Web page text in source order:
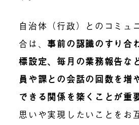
自治体（行政）とのコミュ
合は、事前の認識のすり合
標設定、毎月の業務報告な
員や課との会話の回数を増
できる関係を築くことが重
思いや実現したいことをお